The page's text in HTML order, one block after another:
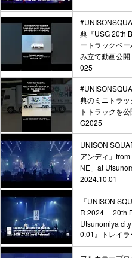
典『USG 20th
ートラックペ
み立て動画公
025
典のミニトラ
トトラックを
G2025
UNISON
アンディ」
NE」at
2024.10.01
『UNISON
R 2024 「20th
Utsunomiya
0.01』トレイラ